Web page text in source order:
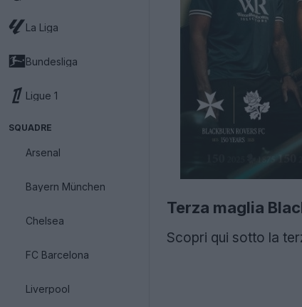
La Liga
Bundesliga
Ligue 1
SQUADRE
Arsenal
Bayern München
Chelsea
FC Barcelona
Liverpool
Terza maglia
Scopri qui sotto la